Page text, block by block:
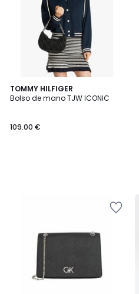
TOMMY HILFIGER
Bolso de mano TJW ICONIC
109.00 €